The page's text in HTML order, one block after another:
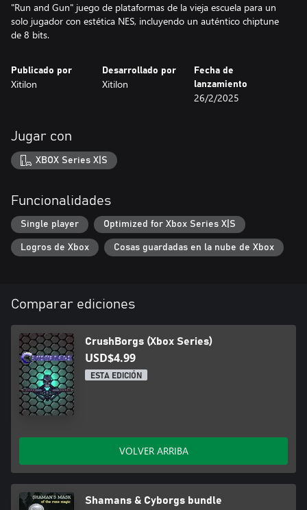
"Run and Gun" juego de plataformas de la vieja escuela para un
solo jugador con estética NES, incluyendo un auténtico chiptune
de 8 bits.
Publicado por
Xitilon
Desarrollado por
Xitilon
Fecha de
lanzamiento
26/2/2025
Jugar con
XBOX Series X|S
Funcionalidades
Single player Optimized for Xbox Series X|S
Logros de Xbox Cosas guardadas en la nube de Xbox
Comparar ediciones
CrushBorgs (Xbox Series)
USD$4.99
ESTA EDICIÓN
VOLVER ARRIBA
Shamans & Cyborgs bundle